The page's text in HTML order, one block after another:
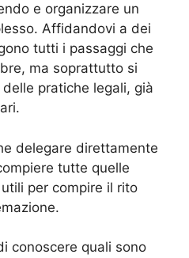
e organizzare un
Affidandovi a dei
tutti i passaggi che
ma soprattutto si
pratiche legali, già
delegare direttamente
tutte quelle
per compire il rito
conoscere quali sono